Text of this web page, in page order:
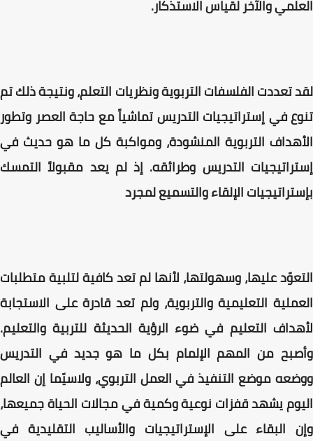
العلمي والآخر لقياس الاستذكار.
لقد تعددت الفلسفات التربوية ونظريات التعلم، ونتيجة ذلك تم
تنوع في إستراتيجيات التدريس تماشياً مع حاجة العصر وتطور
الأهداف التربوية المنشودة، ومواكبة كل ما هو حديث في
إستراتيجيات التدريس وطرائقه. إذ لم يعد مقبولاً التمسك
بإستراتيجيات الإلقاء والتسميع لمجرد
التعوّد عليها، وسهولتها، لأنها لم تعد كافية لتلبية متطلبات
العملية التعليمية والتربوية، ولم تعد قادرة على الاستجابة
لأهداف التعليم في ضوء الرؤية الحديثة للتربية والتعليم.
وأصبح من المهم الإلمام بكل ما هو جديد في التدريس
ووضعه موضع التنفيذ في العمل التربوي، ولاسيّما إن العالم
اليوم يشهد قفزات نوعية وكمية في مجالات الحياة جميعها،
وإن البقاء على الإستراتيجيات والأساليب التقليدية في